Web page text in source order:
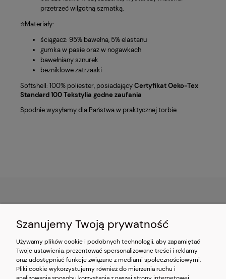
przetrzeć wilgotną szmatką.
⭐Materiały:
ściągacz: 95% bawełna, 5% elastanu
gumka w pasie oraz w nogawkach
bawełniany sznurek
bezniklowe zatrzaski
Softshell: 100% poliester, posiadającyCertyfikat Oeko-Tex
Standard 100 Tekstylia godne zaufania
Spodnie wysyłamy dla Państwa w praktycznej torbie
OBSŁUGA KLIENTA
POMOC
Szanujemy Twoją prywatność
Używamy plików cookie i podobnych technologii, aby zapamiętać
Twoje ustawienia, prezentować spersonalizowane treści i reklamy
oraz udostępniać funkcje związane z mediami społecznościowymi.
Pliki cookie wykorzystujemy również do mierzenia ruchu i